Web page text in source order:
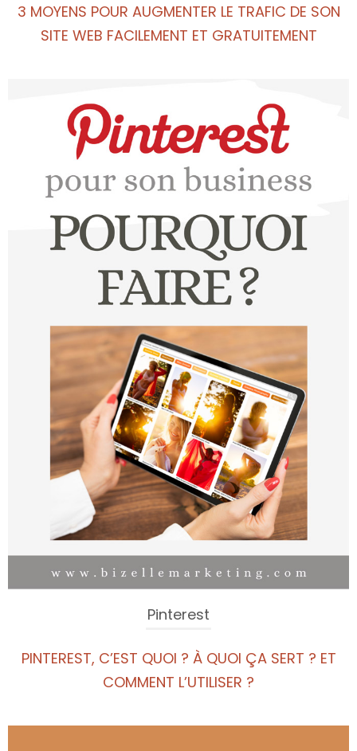
3 MOYENS POUR AUGMENTER LE TRAFIC DE SON
SITE WEB FACILEMENT ET GRATUITEMENT
Pinterest
PINTEREST, C’EST QUOI ? À QUOI ÇA SERT ? ET
COMMENT L’UTILISER ?